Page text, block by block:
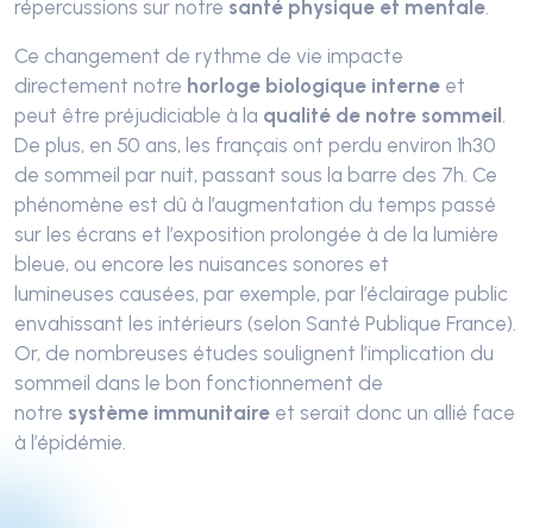
répercussions sur notre santé physique et mentale.
Ce changement de rythme de vie impacte
directement notre horloge biologique interne et
peut être préjudiciable à la qualité de notre sommeil .
De plus, en 50 ans, les français ont perdu environ 1h30
de sommeil par nuit, passant sous la barre des 7h. Ce
phénomène est dû à l’augmentation du temps passé
sur les écrans et l’exposition prolongée à de la lumière
bleue, ou encore les nuisances sonores et
lumineuses causées, par exemple, par l’éclairage public
envahissant les intérieurs (selon Santé Publique France).
Or, de nombreuses études soulignent l’implication du
sommeil dans le bon fonctionnement de
notre système immunitaire et serait donc un allié face
à l’épidémie.